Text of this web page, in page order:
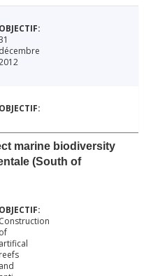
décembre
marine biodiversity
(South of
Construction
of
artifical
reefs
and